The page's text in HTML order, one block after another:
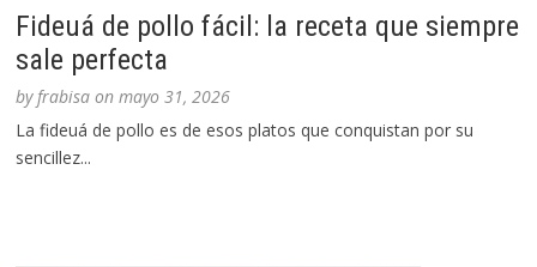
Fideuá de pollo fácil: la receta que siempre
sale perfecta
byfrabisa onmayo 31, 2026
La fideuá de pollo es de esos platos que conquistan por su
sencillez...